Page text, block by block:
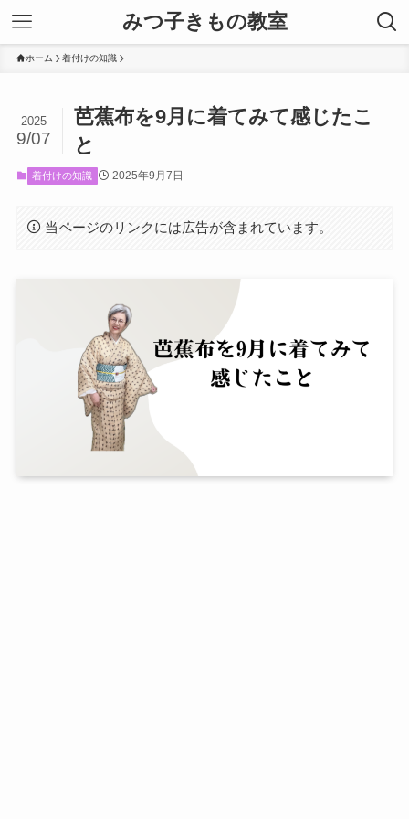
みつ子きもの教室
ホーム 着付けの知識
芭蕉布を9月に着てみて感じたこ
と
2025
9/07
着付けの知識 2025年9月7日
当ページのリンクには広告が含まれています。